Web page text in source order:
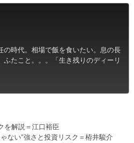
時代。相場で飯を食いたい。息の長
たこと。。。「生き残りのディーリ
を解説＝江口裕臣
ない”強さと投資リスク＝栫井駿介